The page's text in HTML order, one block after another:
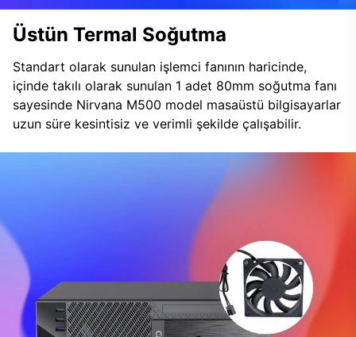
Üstün Termal Soğutma
Standart olarak sunulan işlemci fanının haricinde,
içinde takılı olarak sunulan 1 adet 80mm soğutma fanı
sayesinde Nirvana M500 model masaüstü bilgisayarlar
uzun süre kesintisiz ve verimli şekilde çalışabilir.